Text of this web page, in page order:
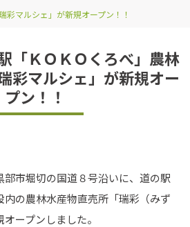
彩マルシェ」が新規オープン！！
「ＫＯＫＯくろべ」農林
彩マルシェ」が新規オー
プン！！
市堀切の国道８号沿いに、道の駅
内の農林水産物直売所「瑞彩（みず
ープンしました。